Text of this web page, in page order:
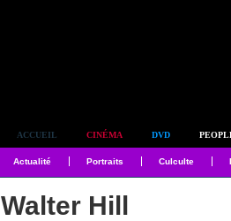
ACCUEIL CINÉMA DVD
Actualité Portraits Culculte
Walter Hill